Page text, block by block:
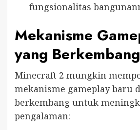
fungsionalitas
Mekanisme
yang Berkembang
Minecraft 2 mungkin
mekanisme gameplay baru
berkembang untuk
pengalaman: